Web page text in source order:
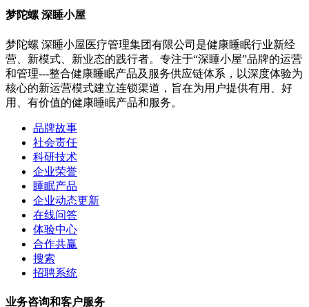
梦陀螺 深睡小屋
梦陀螺 深睡小屋医疗管理集团有限公司是健康睡眠行业新经
营、新模式、新业态的践行者。专注于“深睡小屋”品牌的运营
和管理---整合健康睡眠产品及服务供应链体系，以深度体验为
核心的新运营模式建立连锁渠道，旨在为用户提供有用、好
用、有价值的健康睡眠产品和服务。
品牌故事
社会责任
科研技术
企业荣誉
睡眠产品
企业动态更新
在线问答
体验中心
合作共赢
搜索
招聘系统
业务咨询和客户服务